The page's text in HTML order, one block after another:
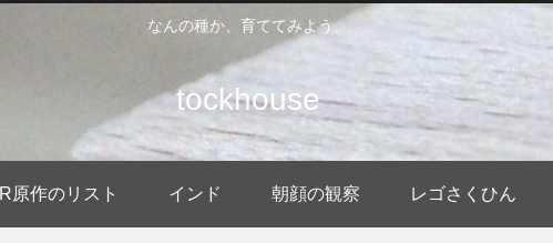
なんの種か、育ててみよう。
tockhouse
原作のリスト インド 朝顔の観察 レゴさくひん